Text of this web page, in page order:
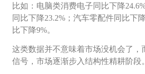
比如：电脑类消费电子同比下降
同比下降23.2%；汽车零配件同比下
比下降9%。
这类数据并不意味着市场没机会了，
信号，市场逐渐步入结构性精耕阶段。